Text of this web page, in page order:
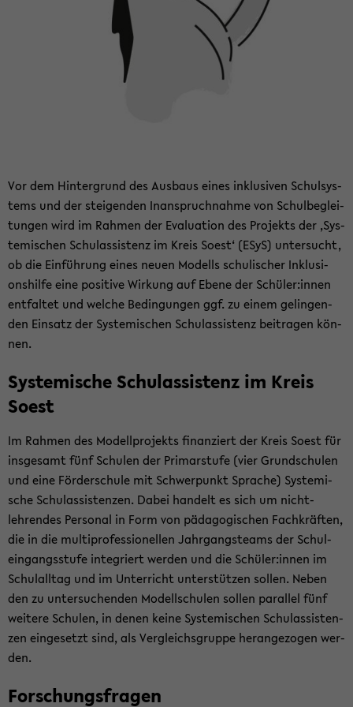
Vor dem Hin­ter­grund des Aus­baus eines in­klu­si­ven Schul­sys­
tems und der stei­gen­den In­an­spruch­nah­me von Schul­be­glei­
tun­gen wird im Rah­men der Eva­lua­ti­on des Pro­jekts der ‚Sys­
te­mi­schen Schul­as­sis­tenz im Kreis Soest‘ (ESyS) un­ter­sucht,
ob die Ein­füh­rung eines neuen Mo­dells schu­li­scher In­klu­si­
ons­hil­fe eine po­si­ti­ve Wir­kung auf Ebene der Schü­ler:innen
ent­fal­tet und wel­che Be­din­gun­gen ggf. zu einem ge­lin­gen­
den Ein­satz der Sys­te­mi­schen Schul­as­sis­tenz bei­tra­gen kön­
nen.
Sys­te­mi­sche Schul­as­sis­tenz im Kreis
Soest
Im Rah­men des Mo­dell­pro­jekts fi­nan­ziert der Kreis Soest für
ins­ge­samt fünf Schu­len der Pri­mar­stu­fe (vier Grund­schu­len
und eine För­der­schu­le mit Schwer­punkt Spra­che) Sys­te­mi­
sche Schul­as­sis­ten­zen. Dabei han­delt es sich um nicht-​
lehrendes Per­so­nal in Form von päd­ago­gi­schen Fach­kräf­ten,
die in die mul­ti­pro­fes­sio­nel­len Jahr­gangs­teams der Schul­
ein­gangs­stu­fe in­te­griert wer­den und die Schü­ler:innen im
Schul­all­tag und im Un­ter­richt un­ter­stüt­zen sol­len. Neben
den zu un­ter­su­chen­den Mo­dell­schu­len sol­len par­al­lel fünf
wei­te­re Schu­len, in denen keine Sys­te­mi­schen Schul­as­sis­ten­
zen ein­ge­setzt sind, als Ver­gleichs­grup­pe her­an­ge­zo­gen wer­
den.
For­schungs­fra­gen